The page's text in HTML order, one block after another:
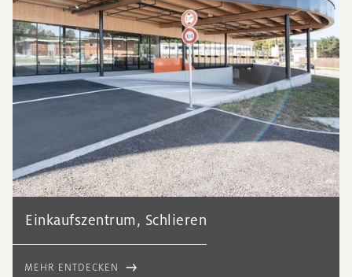
Einkaufszentrum, Schlieren
MEHR ENTDECKEN